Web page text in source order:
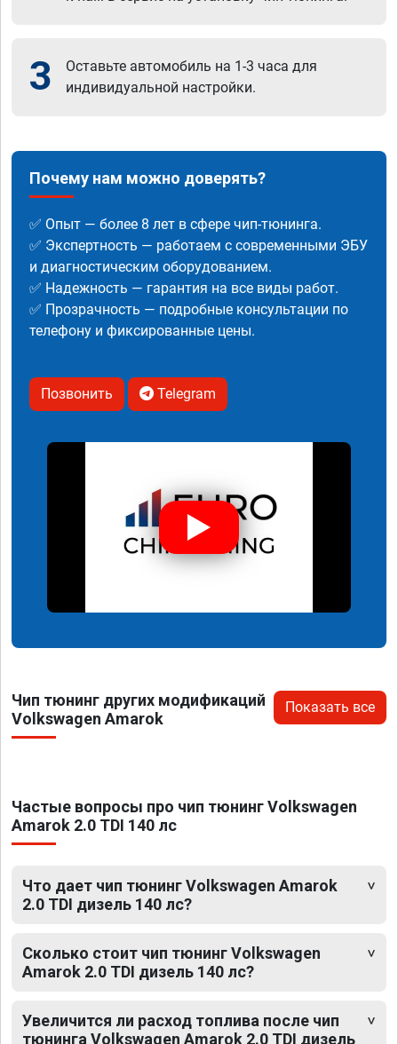
3
Оставьте автомобиль на 1-3 часа для
индивидуальной настройки.
Почему нам можно доверять?
✅ Опыт — более 8 лет в сфере чип-тюнинга.
✅ Экспертность — работаем с современными ЭБУ
и диагностическим оборудованием.
✅ Надежность — гарантия на все виды работ.
✅ Прозрачность — подробные консультации по
телефону и фиксированные цены.
Позвонить Telegram
Чип тюнинг других модификаций
Volkswagen Amarok
Показать все
Частые вопросы про чип тюнинг Volkswagen
Amarok 2.0 TDI 140 лс
Что дает чип тюнинг Volkswagen Amarok
2.0 TDI дизель 140 лс?
Сколько стоит чип тюнинг Volkswagen
Amarok 2.0 TDI дизель 140 лс?
Увеличится ли расход топлива после чип
тюнинга Volkswagen Amarok 2.0 TDI дизель